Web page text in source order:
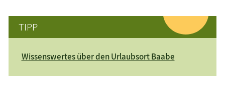
TIPP
Wissenswertes über den Urlaubsort Baabe